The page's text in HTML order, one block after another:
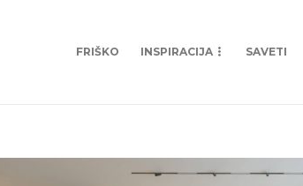
FRIŠKO INSPIRACIJA SAVETI